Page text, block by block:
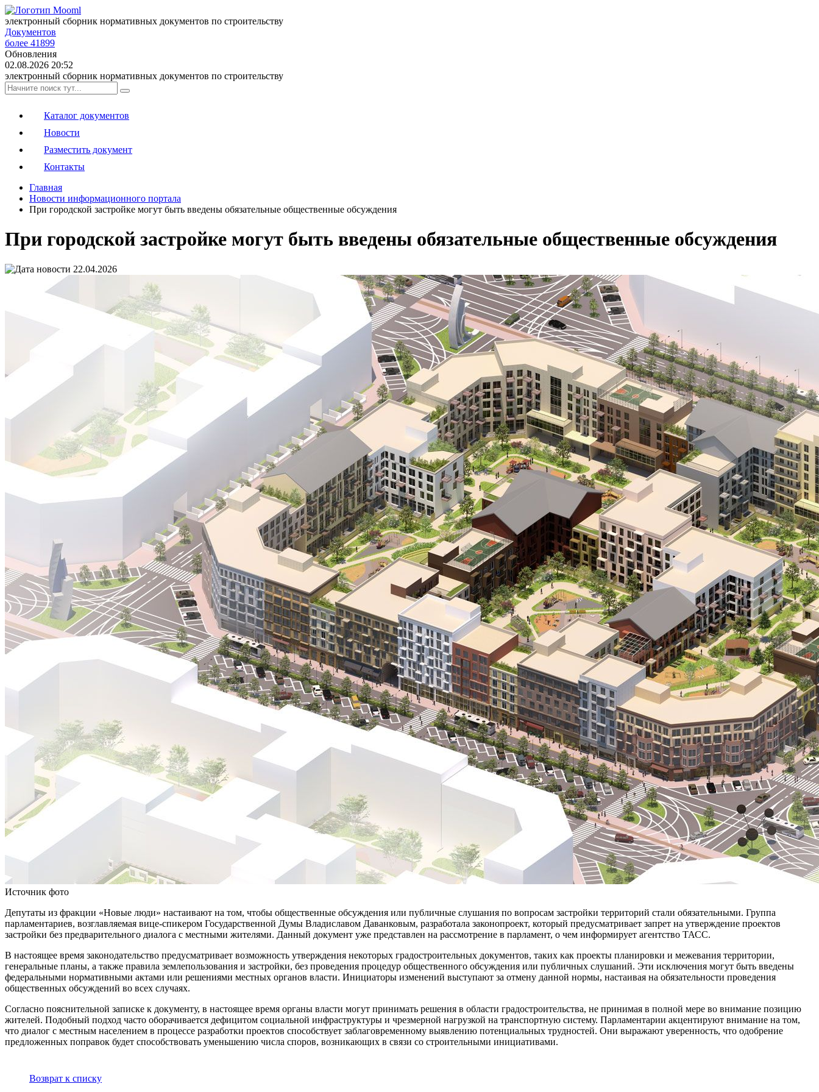
электронный сборник нормативных документов по строительству
Документов
более 41899
Обновления
02.08.2026 20:52
электронный сборник нормативных документов по строительству
Каталог документов
Новости
Разместить документ
Контакты
Главная
Новости информационного портала
При городской застройке могут быть введены обязательные общественные обсуждения
При городской застройке могут быть введены обязательные общественные обсуждения
22.04.2026
Источник фото
Депутаты из фракции «Новые люди» настаивают на том, чтобы общественные обсуждения или публичные слушания по вопросам застройки территорий стали обязательными. Группа
парламентариев, возглавляемая вице-спикером Государственной Думы Владиславом Даванковым, разработала законопроект, который предусматривает запрет на утверждение проектов
застройки без предварительного диалога с местными жителями. Данный документ уже представлен на рассмотрение в парламент, о чем информирует агентство ТАСС.
В настоящее время законодательство предусматривает возможность утверждения некоторых градостроительных документов, таких как проекты планировки и межевания территории,
генеральные планы, а также правила землепользования и застройки, без проведения процедур общественного обсуждения или публичных слушаний. Эти исключения могут быть введены
федеральными нормативными актами или решениями местных органов власти. Инициаторы изменений выступают за отмену данной нормы, настаивая на обязательности проведения
общественных обсуждений во всех случаях.
Согласно пояснительной записке к документу, в настоящее время органы власти могут принимать решения в области градостроительства, не принимая в полной мере во внимание позицию
жителей. Подобный подход часто оборачивается дефицитом социальной инфраструктуры и чрезмерной нагрузкой на транспортную систему. Парламентарии акцентируют внимание на том,
что диалог с местным населением в процессе разработки проектов способствует заблаговременному выявлению потенциальных трудностей. Они выражают уверенность, что одобрение
предложенных поправок будет способствовать уменьшению числа споров, возникающих в связи со строительными инициативами.
Возврат к списку